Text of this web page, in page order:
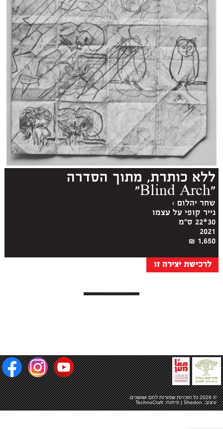
ללא כותרת, מתוך הסדרה
"Blind Arch"
שחר יהלום›
נייר קופי על עצמו
30*22 ס"מ
2021
1,650 ₪
לרכישת יצירה זו
© 2026 כל הזכויות שמורות לחם ושושנים.
עיצוב:Shedon| פיתוח:TechnoCraft